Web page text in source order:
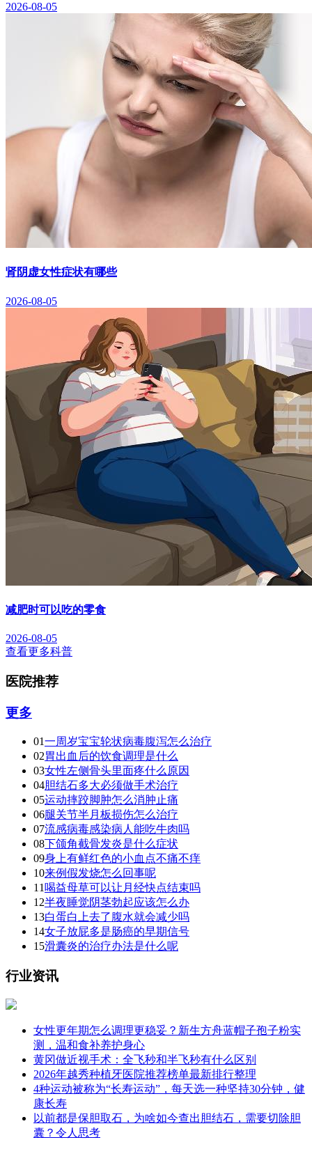
2026-08-05
肾阴虚女性症状有哪些
2026-08-05
减肥时可以吃的零食
2026-08-05
查看更多科普
医院推荐
更多
01一周岁宝宝轮状病毒腹泻怎么治疗
02胃出血后的饮食调理是什么
03女性左侧骨头里面疼什么原因
04胆结石多大必须做手术治疗
05运动摔跤脚肿怎么消肿止痛
06腿关节半月板损伤怎么治疗
07流感病毒感染病人能吃牛肉吗
08下颌角截骨发炎是什么症状
09身上有鲜红色的小血点不痛不痒
10来例假发烧怎么回事呢
11 喝益母草可以让月经快点结束吗
12半夜睡觉阴茎勃起应该怎么办
13白蛋白上去了腹水就会减少吗
14女子放屁多是肠癌的早期信号
15滑囊炎的治疗办法是什么呢
行业资讯
女性更年期怎么调理更稳妥？新生方舟蓝帽子孢子粉实
测，温和食补养护身心
黄冈做近视手术：全飞秒和半飞秒有什么区别
2026年越秀种植牙医院推荐榜单最新排行整理
4种运动被称为“长寿运动”，每天选一种坚持30分钟，健
康长寿
以前都是保胆取石，为啥如今查出胆结石，需要切除胆
囊？令人思考